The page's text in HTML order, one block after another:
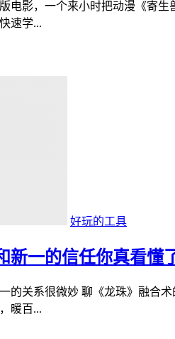
电影，一个来小时把动漫《寄
速学...
好玩的工具
新一的信任你真看懂
的关系很微妙 聊《龙珠》融合
暖百...